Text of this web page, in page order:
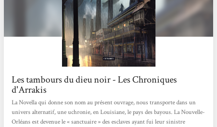
Les tambours du dieu noir - Les Chroniques
d'Arrakis
La Novella qui donne son nom au présent ouvrage, nous transporte dans un
univers alternatif, une uchronie, en Louisiane, le pays des bayous. La Nouvelle-
Orléans est devenue le « sanctuaire » des esclaves ayant fui leur sinistre